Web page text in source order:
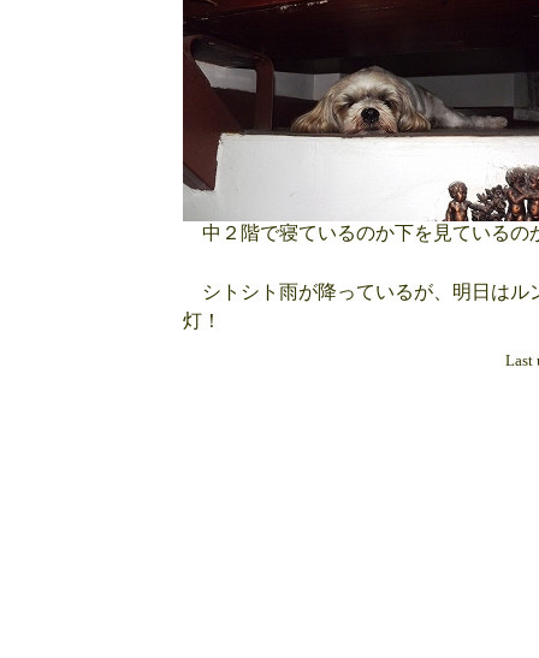
中２階で寝ているのか下を見ているの
シトシト雨が降っているが、明日は
灯！
Last